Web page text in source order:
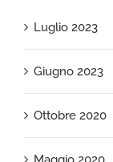
Luglio 2023
Giugno 2023
Ottobre 2020